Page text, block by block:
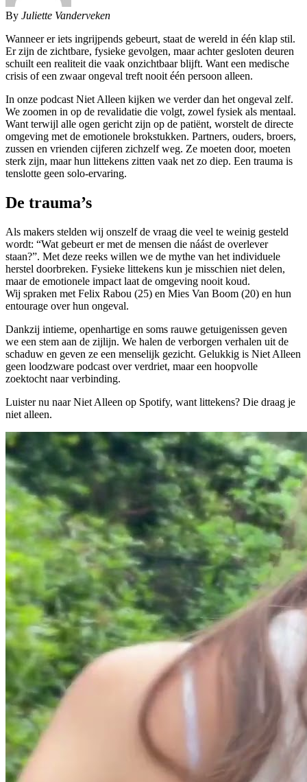
By Juliette Vanderveken
Wanneer er iets ingrijpends gebeurt, staat de wereld in één klap stil.
Er zijn de zichtbare, fysieke gevolgen, maar achter gesloten deuren
schuilt een realiteit die vaak onzichtbaar blijft. Want een medische
crisis of een zwaar ongeval treft nooit één persoon alleen.
In onze podcast Niet Alleen kijken we verder dan het ongeval zelf.
We zoomen in op de revalidatie die volgt, zowel fysiek als mentaal.
Want terwijl alle ogen gericht zijn op de patiënt, worstelt de directe
omgeving met de emotionele brokstukken. Partners, ouders, broers,
zussen en vrienden cijferen zichzelf weg. Ze moeten door, moeten
sterk zijn, maar hun littekens zitten vaak net zo diep. Een trauma is
tenslotte geen solo-ervaring.
De trauma’s
Als makers stelden wij onszelf de vraag die veel te weinig gesteld
wordt: “Wat gebeurt er met de mensen die náást de overlever
staan?”. Met deze reeks willen we de mythe van het individuele
herstel doorbreken. Fysieke littekens kun je misschien niet delen,
maar de emotionele impact laat de omgeving nooit koud.
Wij spraken met Felix Rabou (25) en Mies Van Boom (20) en hun
entourage over hun ongeval.
Dankzij intieme, openhartige en soms rauwe getuigenissen geven
we een stem aan de zijlijn. We halen de verborgen verhalen uit de
schaduw en geven ze een menselijk gezicht. Gelukkig is Niet Alleen
geen loodzware podcast over verdriet, maar een hoopvolle
zoektocht naar verbinding.
Luister nu naar Niet Alleen op Spotify, want littekens? Die draag je
niet alleen.